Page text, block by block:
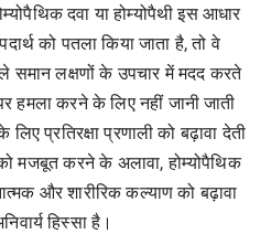
दवा या होम्योपैथी इस आधार
को पतला किया जाता है, तो वे
समान लक्षणों के उपचार में मदद करते
हमला करने के लिए नहीं जानी जाती
प्रतिरक्षा प्रणाली को बढ़ावा देती
मजबूत करने के अलावा, होम्योपैथिक
और शारीरिक कल्याण को बढ़ावा
हिस्सा है।